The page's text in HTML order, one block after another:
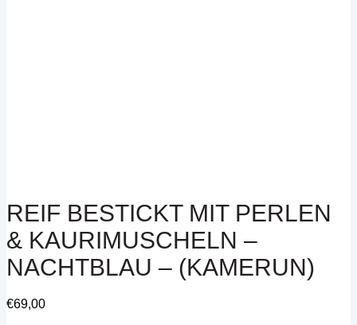
REIF BESTICKT MIT PERLEN
& KAURIMUSCHELN –
NACHTBLAU – (KAMERUN)
€69,00